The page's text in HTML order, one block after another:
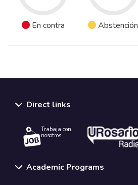
En contra Abstención
Direct links
Trabaja con
nosotros.
Academic Programs